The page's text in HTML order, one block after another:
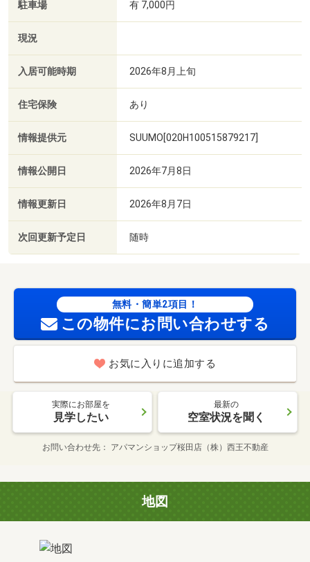
駐車場 有 7,000円
現況
入居可能時期 2026年8月上旬
住宅保険 あり
情報提供元 SUUMO[020H100515879217]
情報公開日 2026年7月8日
情報更新日 2026年8月7日
次回更新予定日 随時
無料・簡単2項目！
この物件にお問い合わせする
お気に入りに追加する
実際にお部屋を
見学したい
最新の
空室状況を聞く
お問い合わせ先 アパマンショップ桜田店（株）西王不動産
地図